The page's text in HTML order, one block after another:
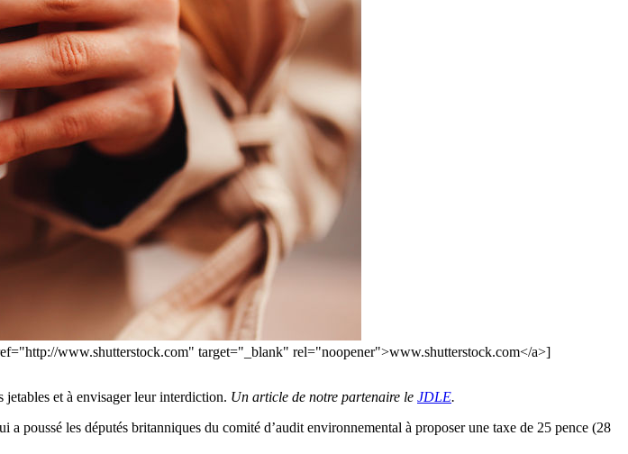
www.shutterstock.com" target="_blank" rel="noopener">www.shutterstock.com</a>]
jetables et à envisager leur interdiction. Un article de notre partenaire le JDLE.
poussé les députés britanniques du comité d’audit environnemental à proposer une taxe de 25 pence (28